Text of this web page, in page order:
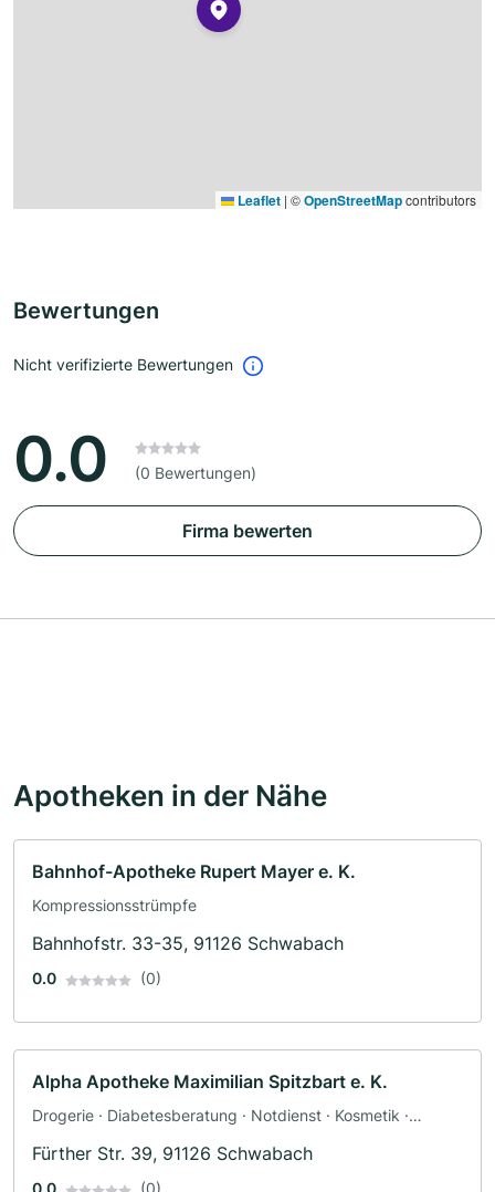
Leaflet | ©OpenStreetMapcontributors
Bewertungen
Nicht verifizierte Bewertungen
0.0 (0 Bewertungen)
Firma bewerten
Apotheken in der Nähe
Bahnhof-Apotheke Rupert Mayer e. K.
Kompressionsstrümpfe
Bahnhofstr. 33-35, 91126 Schwabach
0.0 (0)
Alpha Apotheke Maximilian Spitzbart e. K.
Drogerie · Diabetesberatung · Notdienst · Kosmetik ·
Fürther Str. 39, 91126 Schwabach